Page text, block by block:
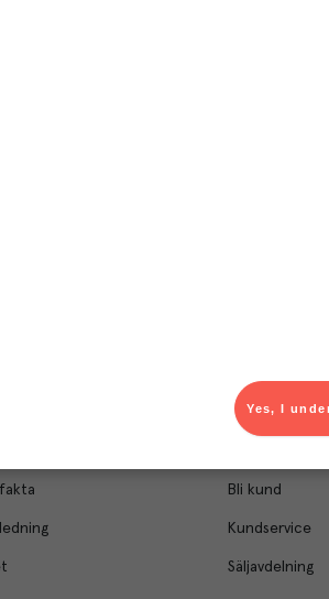
Du som är Menigo-
Bli kund
Kundservice
Säljavdelning
Yes, I